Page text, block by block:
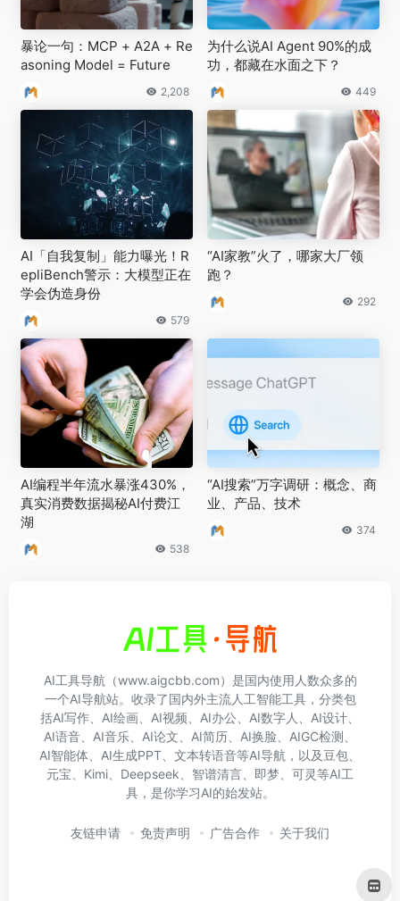
暴论一句：MCP + A2A + Re
asoning Model = Future
2,208
为什么说AI Agent 90%的成
功，都藏在水面之下？
449
AI「自我复制」能力曝光！R
epliBench警示：大模型正在
学会伪造身份
579
“AI家教”火了，哪家大厂领
跑？
292
AI编程半年流水暴涨430%，
真实消费数据揭秘AI付费江
湖
538
“AI搜索”万字调研：概念、商
业、产品、技术
374
AI工具导航（www.aigcbb.com）是国内使用人数众多的
一个AI导航站。收录了国内外主流人工智能工具，分类包
括AI写作、AI绘画、AI视频、AI办公、AI数字人、AI设计、
AI语音、AI音乐、AI论文、AI简历、AI换脸、AIGC检测、
AI智能体、AI生成PPT、文本转语音等AI导航，以及豆包、
元宝、Kimi、Deepseek、智谱清言、即梦、可灵等AI工
具，是你学习AI的始发站。
友链申请 免责声明 广告合作 关于我们